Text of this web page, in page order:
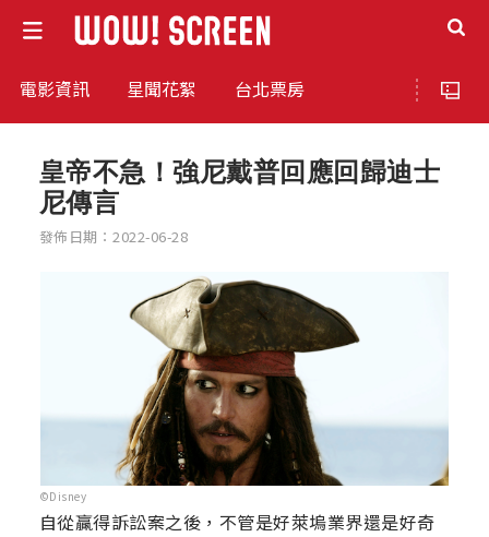
電影資訊 星聞花絮 台北票房
皇帝不急！強尼戴普回應回歸迪士
尼傳言
發佈日期：2022-06-28
©Disney
自從贏得訴訟案之後，不管是好萊塢業界還是好奇